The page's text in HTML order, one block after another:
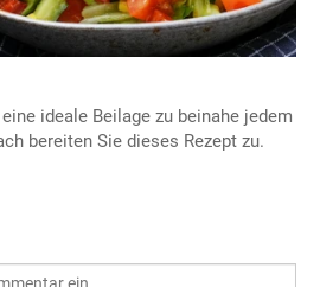
ideale Beilage zu beinahe jedem
bereiten Sie dieses Rezept zu.